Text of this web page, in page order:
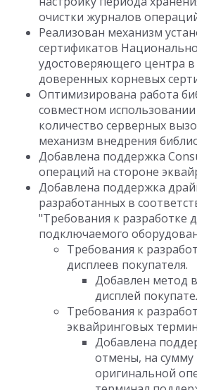
очистки журналов
Реализован механизм
сертификатов
удостоверяющего центра
доверенных корневых
Оптимизирована работа
совместном
количество серверных
механизм внедрения
Добавлена поддержка
операций на стороне
Добавлена поддержка
разработанных в
"Требования к разработке
подключаемого
Требования к
дисплеев покупателя.
Добавлен метод
дисплей
Требования к
эквайринговых
Добавлена
отмены, на
оригинальной